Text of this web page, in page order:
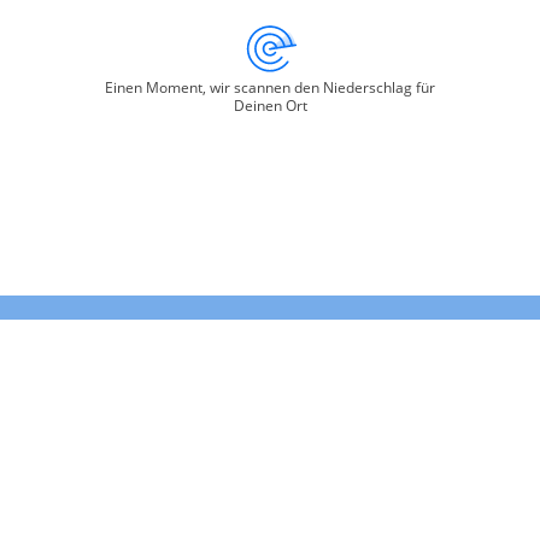
Einen Moment, wir scannen den Niederschlag für
Deinen Ort